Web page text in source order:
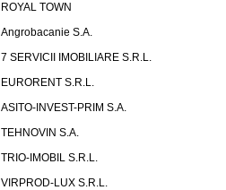
ROYAL TOWN
Angrobacanie S.A.
7 SERVICII IMOBILIARE S.R.L.
EURORENT S.R.L.
ASITO-INVEST-PRIM S.A.
TEHNOVIN S.A.
TRIO-IMOBIL S.R.L.
VIRPROD-LUX S.R.L.